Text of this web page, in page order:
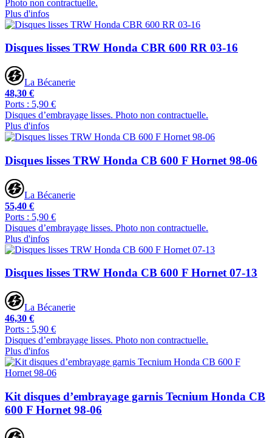
Photo non contractuelle.
Plus d'infos
Disques lisses TRW Honda CBR 600 RR 03-16
La Bécanerie
48,30 €
Ports : 5,90 €
Disques d’embrayage lisses. Photo non contractuelle.
Plus d'infos
Disques lisses TRW Honda CB 600 F Hornet 98-06
La Bécanerie
55,40 €
Ports : 5,90 €
Disques d’embrayage lisses. Photo non contractuelle.
Plus d'infos
Disques lisses TRW Honda CB 600 F Hornet 07-13
La Bécanerie
46,30 €
Ports : 5,90 €
Disques d’embrayage lisses. Photo non contractuelle.
Plus d'infos
Kit disques d’embrayage garnis Tecnium Honda CB
600 F Hornet 98-06